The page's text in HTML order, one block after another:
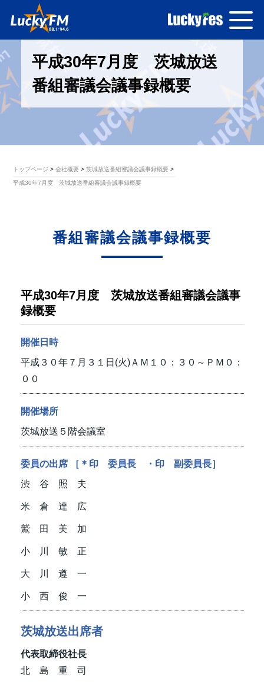
平成30年7月度 茨城放送
番組審議会議事録概要
トップページ 会社概要 茨城放送番組審議会議事録概要
平成30年7月度 茨城放送番組審議会議事録概要
番組審議会議事録概要
平成30年7月度 茨城放送番組審議会議事
録概要
開催日時
平成３０年７月３１日(火)ＡＭ１０：３０～ＰＭ０：
００
開催場所
茨城放送５階会議室
委員の出席 ［＊印 委員長 ・印 副委員長］
渋 谷 照 夫
米 倉 達 広
鷲 田 美 加
小 川 敏 正
大 川 遵 一
小 西 俊 一
茨城放送出席者
代表取締役社長
北 島 重 司